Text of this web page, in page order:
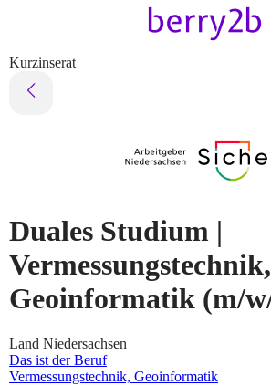
Kurzinserat
Duales Studium |
Vermessungstechnik,
Geoinformatik (m/
Land Niedersachsen
Das ist der Beruf
Vermessungstechnik, Geoinformatik